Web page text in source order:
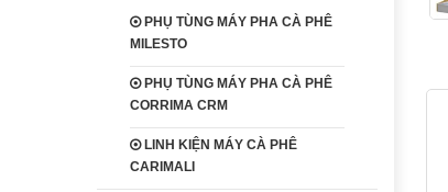
PHỤ TÙNG MÁY PHA CÀ PHÊ
MILESTO
PHỤ TÙNG MÁY PHA CÀ PHÊ
CORRIMA CRM
LINH KIỆN MÁY CÀ PHÊ
CARIMALI